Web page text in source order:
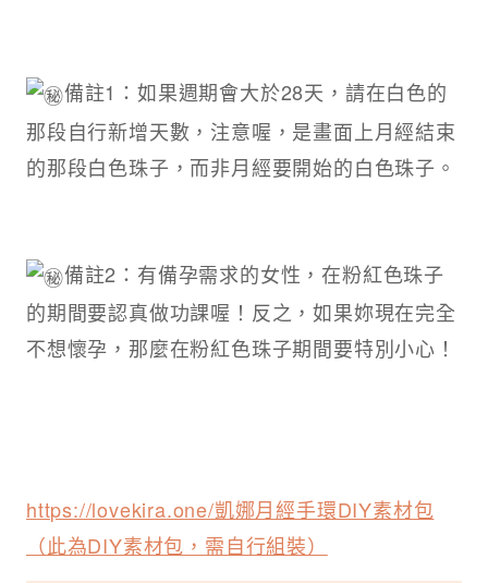
備註1：如果週期會大於28天，請在白色的
那段自行新增天數，注意喔，是畫面上月經結束
的那段白色珠子，而非月經要開始的白色珠子。
備註2：有備孕需求的女性，在粉紅色珠子
的期間要認真做功課喔！反之，如果妳現在完全
不想懷孕，那麼在粉紅色珠子期間要特別小心！
https://lovekira.one/凱娜月經手環DIY素材包
（此為DIY素材包，需自行組裝）